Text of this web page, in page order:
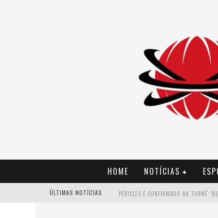
HOME NOTÍCIAS
ÚLTIMAS NOTÍCIAS